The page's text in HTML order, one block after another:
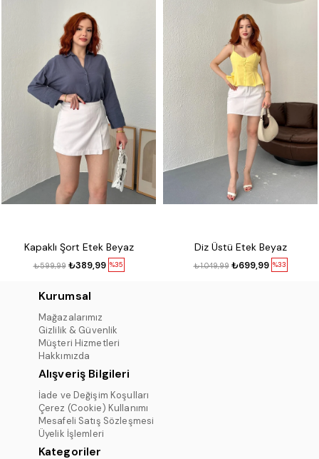
Kapaklı Şort Etek Beyaz
%35
₺389,99
₺599,99
Diz Üstü Etek Beyaz
%33
₺699,99
₺1.049,99
Kurumsal
Mağazalarımız
Gizlilik & Güvenlik
Müşteri Hizmetleri
Hakkımızda
Alışveriş Bilgileri
İade ve Değişim Koşulları
Çerez (Cookie) Kullanımı
Mesafeli Satış Sözleşmesi
Üyelik İşlemleri
Kategoriler